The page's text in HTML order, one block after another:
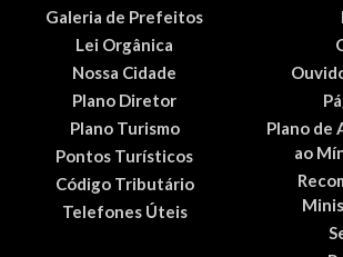
Galeria de Prefeitos
Lei Orgânica
Nossa Cidade
Plano Diretor
Plano Turismo
Pontos Turísticos
Código Tributário
Telefones Úteis
Plano de
ao